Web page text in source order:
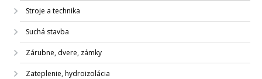
Stroje a technika
Suchá stavba
Zárubne, dvere, zámky
Zateplenie, hydroizolácia